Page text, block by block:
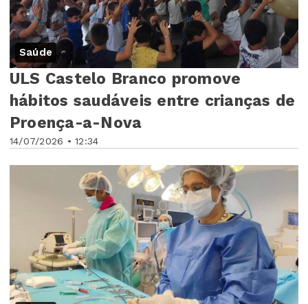
Saúde
14/07/2026 • 12:34
ULS Castelo Branco promove
hábitos saudáveis entre crianças de
Proença-a-Nova